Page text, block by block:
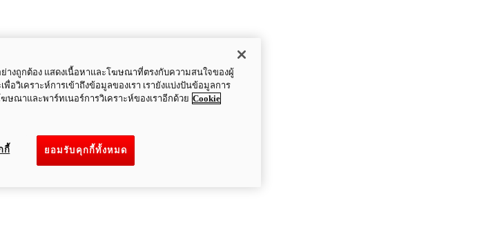
ย่างถูกต้อง แสดงเนื้อหาและโฆษณาที่ตรงกับความสนใจของผู้
อวิเคราะห์การเข้าถึงข้อมูลของเรา เรายังแบ่งปันข้อมูลการ
ษณาและพาร์ทเนอร์การวิเคราะห์ของเราอีกด้วย Cookie
ยอมรับคุกกี้ทั้งหมด
กี้